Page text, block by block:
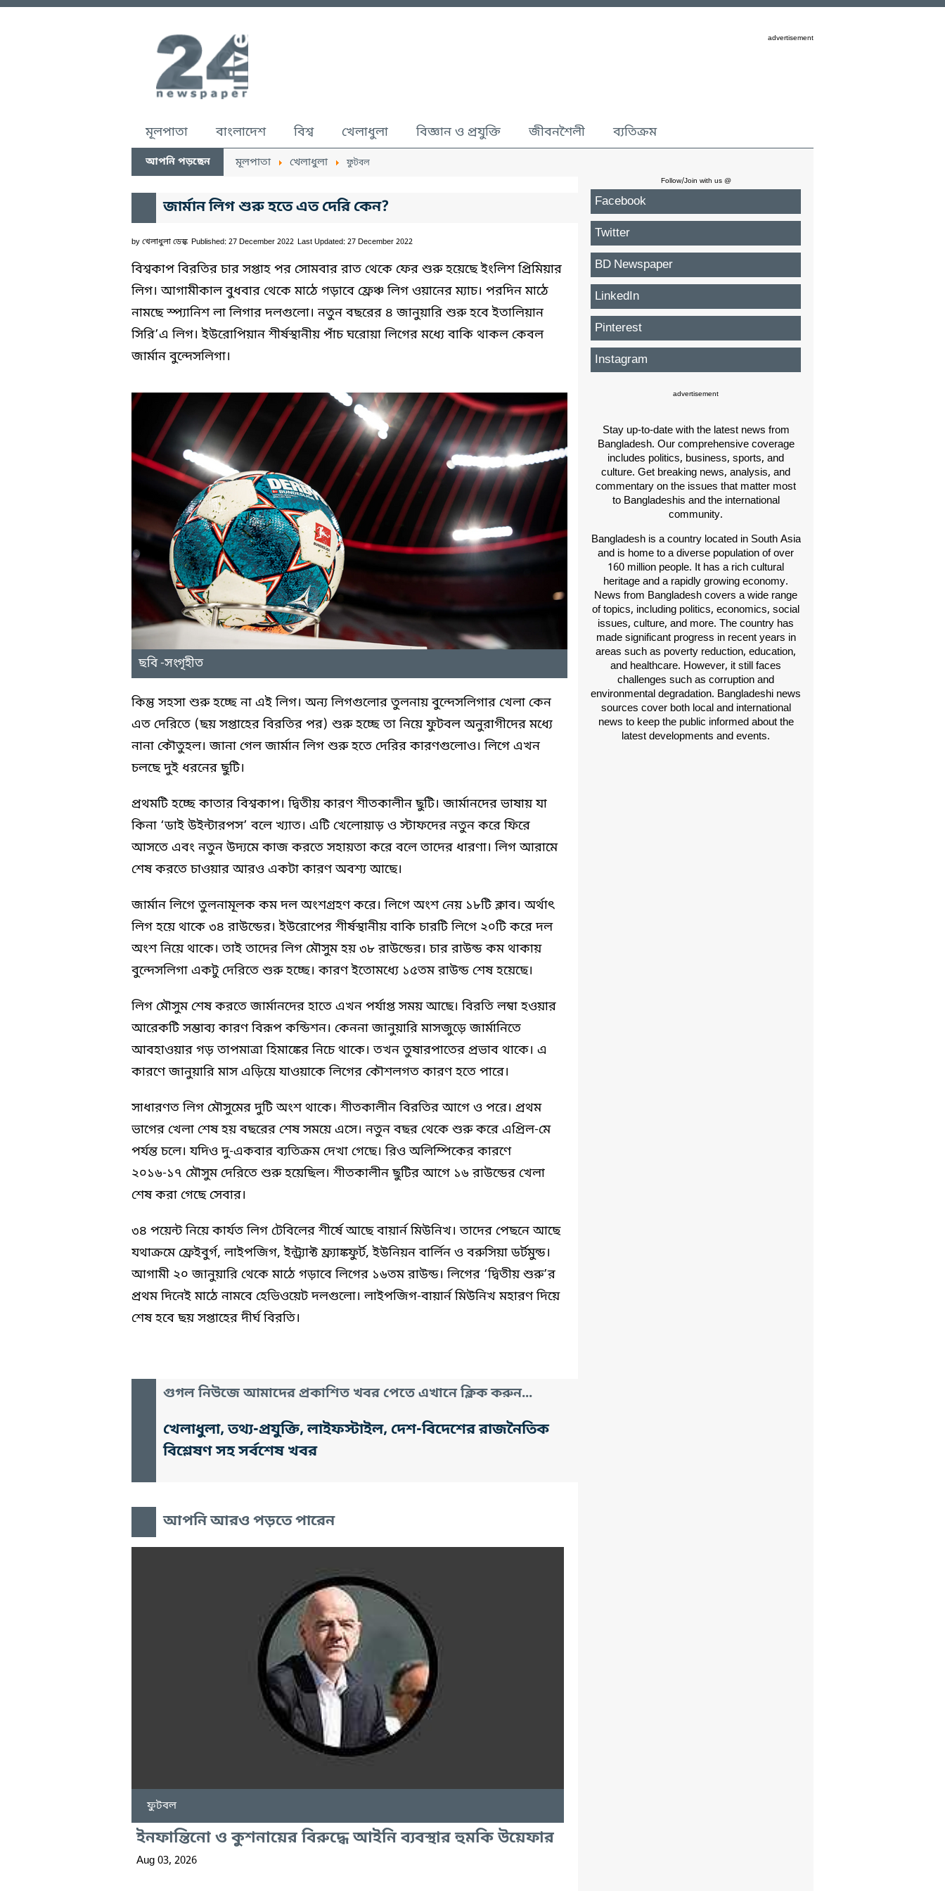
advertisement
মূলপাতা বাংলাদেশ বিশ্ব খেলাধুলা বিজ্ঞান ও প্রযুক্তি জীবনশৈলী ব্যতিক্রম
আপনি পড়ছেন মূলপাতা খেলাধুলা ফুটবল
জার্মান লিগ শুরু হতে এত দেরি কেন?
by খেলাধুলা ডেস্ক Published: 27 December 2022 Last Updated: 27 December 2022
বিশ্বকাপ বিরতির চার সপ্তাহ পর সোমবার রাত থেকে ফের শুরু হয়েছে ইংলিশ প্রিমিয়ার
লিগ। আগামীকাল বুধবার থেকে মাঠে গড়াবে ফ্রেঞ্চ লিগ ওয়ানের ম্যাচ। পরদিন মাঠে
নামছে স্প্যানিশ লা লিগার দলগুলো। নতুন বছরের ৪ জানুয়ারি শুরু হবে ইতালিয়ান
সিরি’এ লিগ। ইউরোপিয়ান শীর্ষস্থানীয় পাঁচ ঘরোয়া লিগের মধ্যে বাকি থাকল কেবল
জার্মান বুন্দেসলিগা।
ছবি -সংগৃহীত
কিন্তু সহসা শুরু হচ্ছে না এই লিগ। অন্য লিগগুলোর তুলনায় বুন্দেসলিগার খেলা কেন
এত দেরিতে (ছয় সপ্তাহের বিরতির পর) শুরু হচ্ছে তা নিয়ে ফুটবল অনুরাগীদের মধ্যে
নানা কৌতুহল। জানা গেল জার্মান লিগ শুরু হতে দেরির কারণগুলোও। লিগে এখন
চলছে দুই ধরনের ছুটি।
প্রথমটি হচ্ছে কাতার বিশ্বকাপ। দ্বিতীয় কারণ শীতকালীন ছুটি। জার্মানদের ভাষায় যা
কিনা ‘ডাই উইন্টারপস’ বলে খ্যাত। এটি খেলোয়াড় ও স্টাফদের নতুন করে ফিরে
আসতে এবং নতুন উদ্যমে কাজ করতে সহায়তা করে বলে তাদের ধারণা। লিগ আরামে
শেষ করতে চাওয়ার আরও একটা কারণ অবশ্য আছে।
জার্মান লিগে তুলনামূলক কম দল অংশগ্রহণ করে। লিগে অংশ নেয় ১৮টি ক্লাব। অর্থাৎ
লিগ হয়ে থাকে ৩৪ রাউন্ডের। ইউরোপের শীর্ষস্থানীয় বাকি চারটি লিগে ২০টি করে দল
অংশ নিয়ে থাকে। তাই তাদের লিগ মৌসুম হয় ৩৮ রাউন্ডের। চার রাউন্ড কম থাকায়
বুন্দেসলিগা একটু দেরিতে শুরু হচ্ছে। কারণ ইতোমধ্যে ১৫তম রাউন্ড শেষ হয়েছে।
লিগ মৌসুম শেষ করতে জার্মানদের হাতে এখন পর্যাপ্ত সময় আছে। বিরতি লম্বা হওয়ার
আরেকটি সম্ভাব্য কারণ বিরূপ কন্ডিশন। কেননা জানুয়ারি মাসজুড়ে জার্মানিতে
আবহাওয়ার গড় তাপমাত্রা হিমাঙ্কের নিচে থাকে। তখন তুষারপাতের প্রভাব থাকে। এ
কারণে জানুয়ারি মাস এড়িয়ে যাওয়াকে লিগের কৌশলগত কারণ হতে পারে।
সাধারণত লিগ মৌসুমের দুটি অংশ থাকে। শীতকালীন বিরতির আগে ও পরে। প্রথম
ভাগের খেলা শেষ হয় বছরের শেষ সময়ে এসে। নতুন বছর থেকে শুরু করে এপ্রিল-মে
পর্যন্ত চলে। যদিও দু-একবার ব্যতিক্রম দেখা গেছে। রিও অলিম্পিকের কারণে
২০১৬-১৭ মৌসুম দেরিতে শুরু হয়েছিল। শীতকালীন ছুটির আগে ১৬ রাউন্ডের খেলা
শেষ করা গেছে সেবার।
৩৪ পয়েন্ট নিয়ে কার্যত লিগ টেবিলের শীর্ষে আছে বায়ার্ন মিউনিখ। তাদের পেছনে আছে
যথাক্রমে ফ্রেইবুর্গ, লাইপজিগ, ইন্ট্র্যাক্ট ফ্র্যাঙ্কফুর্ট, ইউনিয়ন বার্লিন ও বরুসিয়া ডর্টমুন্ড।
আগামী ২০ জানুয়ারি থেকে মাঠে গড়াবে লিগের ১৬তম রাউন্ড। লিগের ‘দ্বিতীয় শুরু’র
প্রথম দিনেই মাঠে নামবে হেভিওয়েট দলগুলো। লাইপজিগ-বায়ার্ন মিউনিখ মহারণ দিয়ে
শেষ হবে ছয় সপ্তাহের দীর্ঘ বিরতি।
গুগল নিউজে আমাদের প্রকাশিত খবর পেতে এখানে ক্লিক করুন...
খেলাধুলা, তথ্য-প্রযুক্তি, লাইফস্টাইল, দেশ-বিদেশের রাজনৈতিক
বিশ্লেষণ সহ সর্বশেষ খবর
আপনি আরও পড়তে পারেন
ফুটবল
ইনফান্তিনো ও কুশনায়ের বিরুদ্ধে আইনি ব্যবস্থার হুমকি উয়েফার
Aug 03, 2026
Follow/Join with us @
Facebook
Twitter
BD Newspaper
LinkedIn
Pinterest
Instagram
advertisement
Stay up-to-date with the latest news from
Bangladesh. Our comprehensive coverage
includes politics, business, sports, and
culture. Get breaking news, analysis, and
commentary on the issues that matter most
to Bangladeshis and the international
community.
Bangladesh is a country located in South Asia
and is home to a diverse population of over
160 million people. It has a rich cultural
heritage and a rapidly growing economy.
News from Bangladesh covers a wide range
of topics, including politics, economics, social
issues, culture, and more. The country has
made significant progress in recent years in
areas such as poverty reduction, education,
and healthcare. However, it still faces
challenges such as corruption and
environmental degradation. Bangladeshi news
sources cover both local and international
news to keep the public informed about the
latest developments and events.